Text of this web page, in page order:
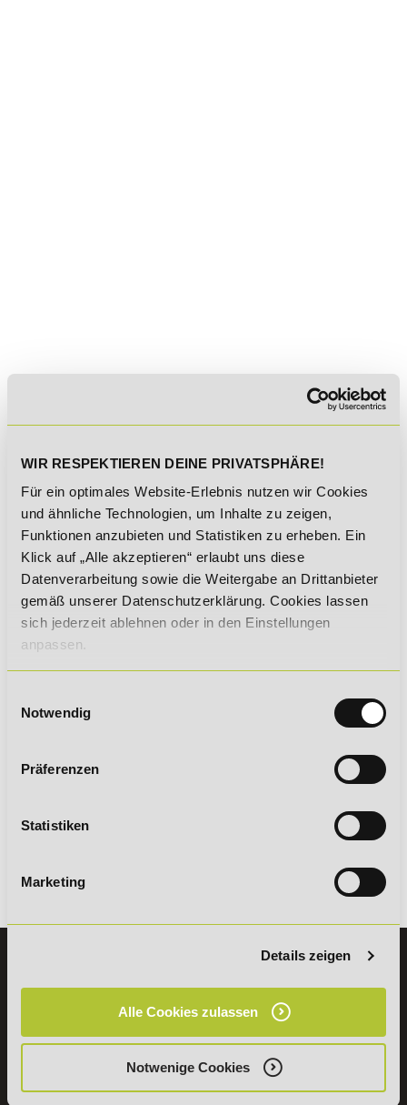
WIR RESPEKTIEREN DEINE PRIVATSPHÄRE!
Für ein optimales Website-Erlebnis nutzen wir Cookies
und ähnliche Technologien, um Inhalte zu zeigen,
Funktionen anzubieten und Statistiken zu erheben. Ein
Klick auf „Alle akzeptieren“ erlaubt uns diese
Datenverarbeitung sowie die Weitergabe an Drittanbieter
gemäß unserer Datenschutzerklärung. Cookies lassen
sich jederzeit ablehnen oder in den Einstellungen
anpassen.
Notwendig
Präferenzen
Statistiken
Marketing
Details zeigen
Alle Cookies zulassen
Notwenige Cookies
07191 - 22986 - 0
+49 (0) 7191 9513203
DeLSt GmbH - Deutsches eLearning Studieninstitut
Willy-Brandt-Platz 2